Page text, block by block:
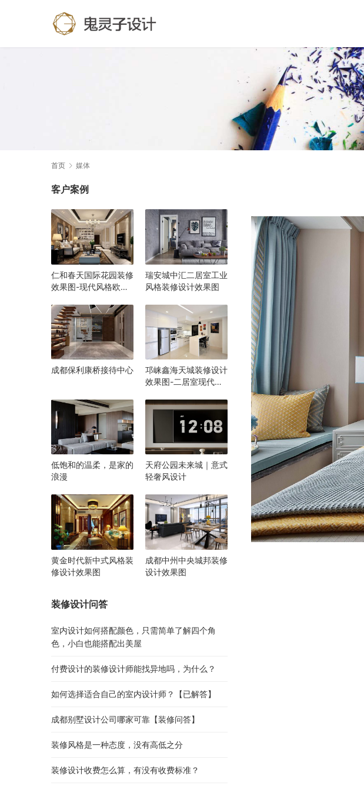
首页 媒体
客户案例
仁和春天国际花园装修
效果图-现代风格欧式
瑞安城中汇二居室工业
风格装修设计效果图
成都保利康桥接待中心
邛崃鑫海天城装修设计
效果图-二居室现代风
低饱和的温柔，是家的
浪漫
天府公园未来城｜意式
轻奢风设计
黄金时代新中式风格装
修设计效果图
成都中州中央城邦装修
设计效果图
装修设计问答
室内设计如何搭配颜色，只需简单了解四个角
色，小白也能搭配出美屋
付费设计的装修设计师能找异地吗，为什么？
如何选择适合自己的室内设计师？【已解答】
成都别墅设计公司哪家可靠【装修问答】
装修风格是一种态度，没有高低之分
装修设计收费怎么算，有没有收费标准？